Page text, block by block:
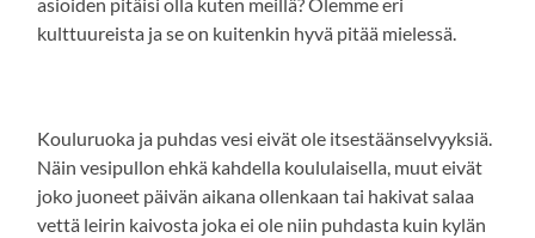
kulttuureista ja se on kuitenkin hyvä pitää mielessä.
Kouluruoka ja puhdas vesi eivät ole itsestäänselvyyksiä.
Näin vesipullon ehkä kahdella koululaisella, muut eivät
joko juoneet päivän aikana ollenkaan tai hakivat salaa
vettä leirin kaivosta joka ei ole niin puhdasta kuin kylän